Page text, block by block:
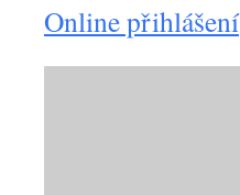
Online přihlášení